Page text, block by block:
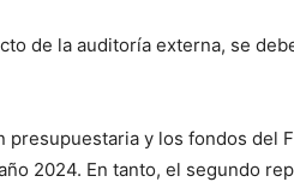
de la auditoría externa, se
y los fondos del
2024. En tanto, el segundo